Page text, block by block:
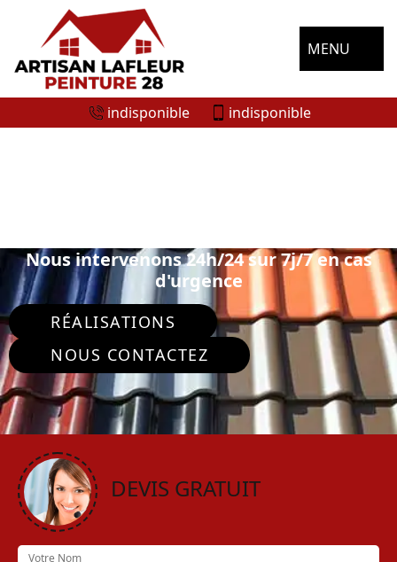
MENU
indisponible indisponible
Nous intervenons 24h/24 sur 7j/7 en cas
d'urgence
RÉALISATIONS
NOUS CONTACTEZ
DEVIS GRATUIT